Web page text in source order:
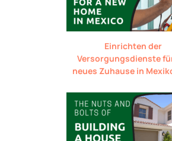
Einrichten der
Versorgungsdienste
neues Zuhause in